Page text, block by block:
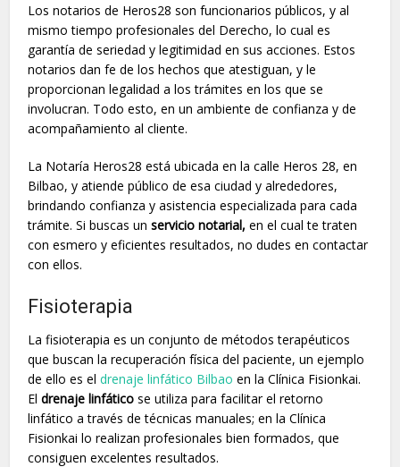
Los notarios de Heros28 son funcionarios públicos, y al
mismo tiempo profesionales del Derecho, lo cual es
garantía de seriedad y legitimidad en sus acciones. Estos
notarios dan fe de los hechos que atestiguan, y le
proporcionan legalidad a los trámites en los que se
involucran. Todo esto, en un ambiente de confianza y de
acompañamiento al cliente.
La Notaría Heros28 está ubicada en la calle Heros 28, en
Bilbao, y atiende público de esa ciudad y alrededores,
brindando confianza y asistencia especializada para cada
trámite. Si buscas unservicio notarial, en el cual te traten
con esmero y eficientes resultados, no dudes en contactar
con ellos.
Fisioterapia
La fisioterapia es un conjunto de métodos terapéuticos
que buscan la recuperación física del paciente, un ejemplo
de ello es eldrenaje linfático Bilbao en la Clínica Fisionkai.
Eldrenaje linfáticose utiliza para facilitar el retorno
linfático a través de técnicas manuales; en la Clínica
Fisionkai lo realizan profesionales bien formados, que
consiguen excelentes resultados.